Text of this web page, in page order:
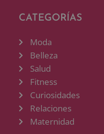
CATEGORÍAS
Moda
Belleza
Salud
Fitness
Curiosidades
Relaciones
Maternidad